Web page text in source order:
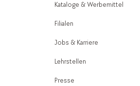
Kataloge & Werbemittel
Filialen
Jobs & Karriere
Lehrstellen
Presse